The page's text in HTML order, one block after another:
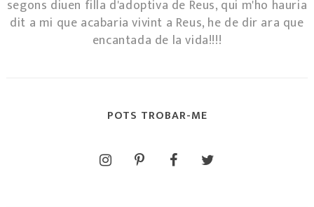
segons diuen filla d'adoptiva de Reus, qui m'ho hauria
dit a mi que acabaria vivint a Reus, he de dir ara que
encantada de la vida!!!!
POTS TROBAR-ME